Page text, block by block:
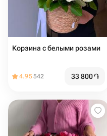
Корзина с белыми розами
4.95542 33 800֏